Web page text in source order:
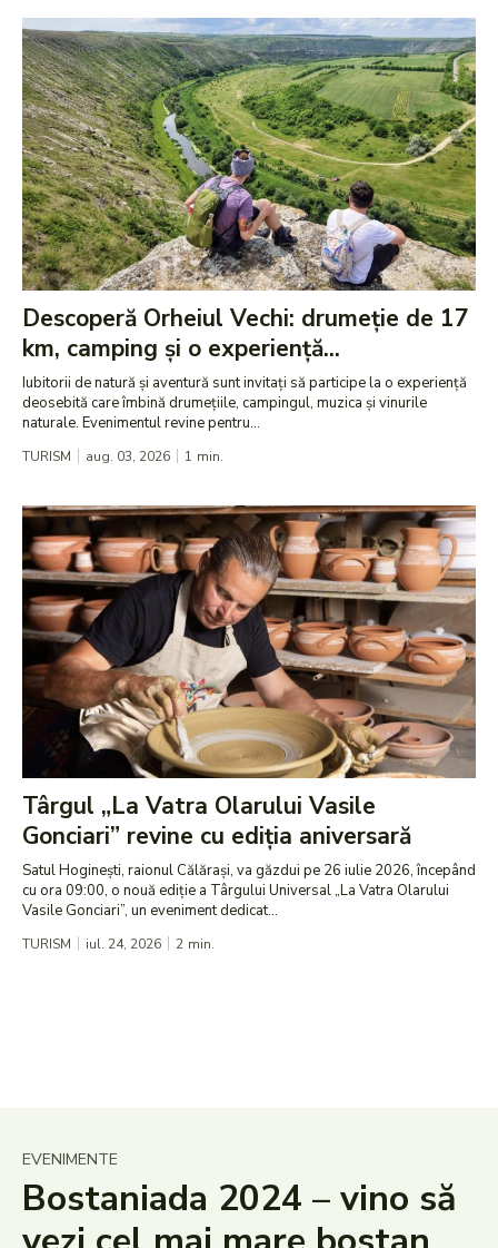
Descoperă Orheiul Vechi: drumeție de 17
km, camping și o experiență...
Iubitorii de natură și aventură sunt invitați să participe la o experiență
deosebită care îmbină drumețiile, campingul, muzica și vinurile
naturale. Evenimentul revine pentru...
TURISM aug. 03, 2026 1 min.
Târgul „La Vatra Olarului Vasile
Gonciari” revine cu ediția aniversară
Satul Hoginești, raionul Călărași, va găzdui pe 26 iulie 2026, începând
cu ora 09:00, o nouă ediție a Târgului Universal „La Vatra Olarului
Vasile Gonciari”, un eveniment dedicat...
TURISM iul. 24, 2026 2 min.